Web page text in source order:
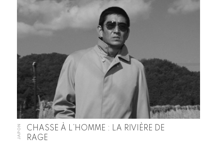
JAPON
CHASSE À L’HOMME : LA RIVIÈRE DE
RAGE